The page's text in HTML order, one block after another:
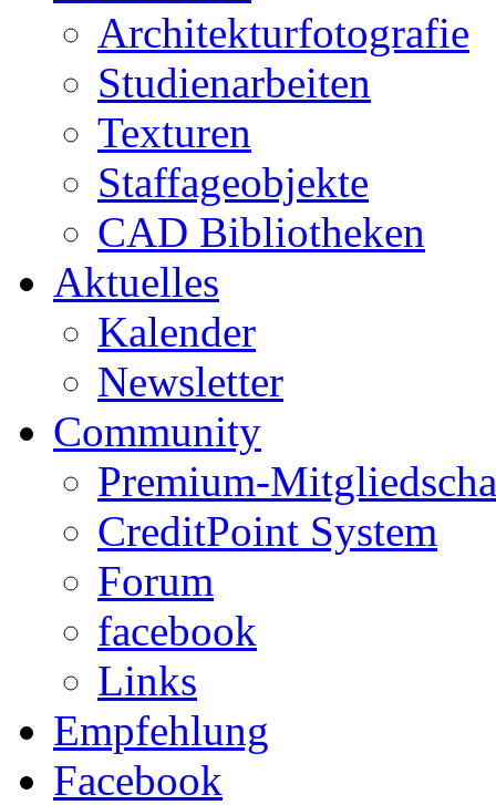
Architekturfotografie
Studienarbeiten
Texturen
Staffageobjekte
CAD Bibliotheken
Aktuelles
Kalender
Newsletter
Community
Premium-
CreditPoint System
Forum
facebook
Links
Empfehlung
Facebook